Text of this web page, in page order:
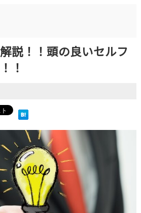
説！！頭の良いセルフ
！